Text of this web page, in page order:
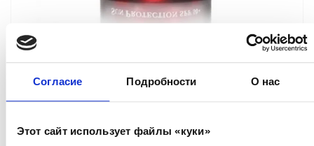
Согласие Подробности О нас
Этот сайт использует файлы «куки»
Dermastir Luxury – Солнцезащитный
Крем SPF 50+, PA+++ Матовый, 50 ml
ANTI-AGING KОСМЕТИКА
лица с фильтрами для продолжительного